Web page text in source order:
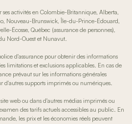
ses activités en Colombie-Britannique, Alberta,
Nouveau-Brunswick, Île-du-Prince-Édouard,
Écosse, Québec (assurance de personnes),
Nord-Ouest et Nunavut.
d'assurance pour obtenir des informations
limitations et exclusions applicables. En cas de
prévaut sur les informations générales
d'autres supports imprimés ou numériques.
web ou dans d'autres médias imprimés ou
des tarifs actuels accessibles au public. En
les prix et les économies réels peuvent